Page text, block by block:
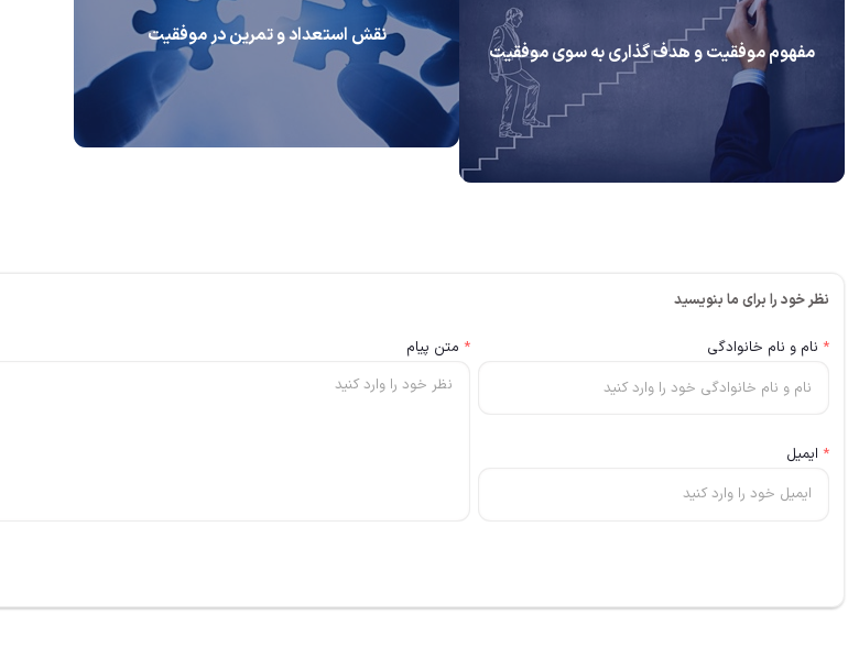
مفهوم موفقیت و هدف گذاری به سوی موفقیت
نقش استعداد و تمرین در موفقیت
نظر خود را برای ما بنویسید
* نام و نام خانوادگی
* ایمیل
* متن پیام